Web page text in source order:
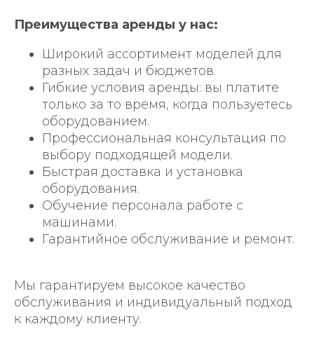
Преимущества аренды у нас:
Широкий ассортимент моделей для
разных задач и бюджетов.
Гибкие условия аренды: вы платите
только за то время, когда пользуетесь
оборудованием.
Профессиональная консультация по
выбору подходящей модели.
Быстрая доставка и установка
оборудования.
Обучение персонала работе с
машинами.
Гарантийное обслуживание и ремонт.
Мы гарантируем высокое качество
обслуживания и индивидуальный подход
к каждому клиенту.